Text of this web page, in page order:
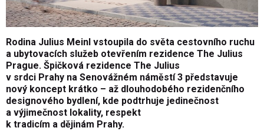
Rodina Julius Meinl vstoupila do světa cestovního ruchu
a ubytovacích služeb otevřením rezidence The Julius
Prague. Špičková rezidence The Julius
v srdci Prahy na Senovážném náměstí 3 představuje
nový koncept krátko – až dlouhodobého rezidenčního
designového bydlení, kde podtrhuje jedinečnost
a výjimečnost lokality, respekt
k tradicím a dějinám Prahy.